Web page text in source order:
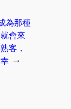
為那種
會來
客，
→